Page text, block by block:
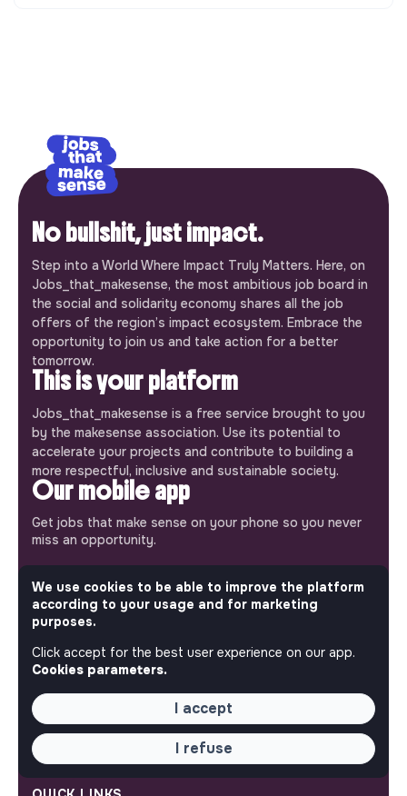
No bullshit, just impact.
Step into a World Where Impact Truly Matters. Here, on
Jobs_that_makesense, the most ambitious job board in
the social and solidarity economy shares all the job
offers of the region’s impact ecosystem. Embrace the
opportunity to join us and take action for a better
tomorrow.
This is your platform
Jobs_that_makesense is a free service brought to you
by the makesense association. Use its potential to
accelerate your projects and contribute to building a
more respectful, inclusive and sustainable society.
Our mobile app
Get jobs that make sense on your phone so you never
miss an opportunity.
iPhone Android
ABOUT
Our mission and impact
We use cookies to be able to improve the platform
according to your usage and for marketing
purposes.
Click accept for the best user experience on our app.
Cookies parameters.
I accept
I refuse